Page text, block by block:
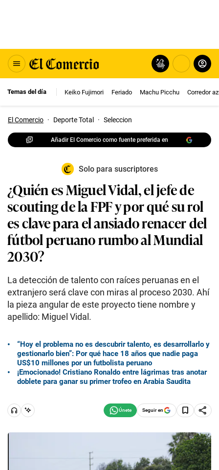
Temas del día Keiko Fujimori Feriado Machu Picchu Corredor
El Comercio · Deporte Total · Seleccion
Añadir El Comercio como fuente preferida en
Solo para suscriptores
¿Quién es Miguel Vidal, el jefe de
scouting de la FPF y por qué su rol
es clave para el ansiado renacer del
fútbol peruano rumbo al Mundial
2030?
La detección de talento con raíces peruanas en el
extranjero será clave con miras al proceso 2030. Ahí
la pieza angular de este proyecto tiene nombre y
apellido: Miguel Vidal.
“Hoy el problema no es descubrir talento, es desarrollarlo y
gestionarlo bien”: Por qué hace 18 años que nadie paga
US$10 millones por un futbolista peruano
¡Emocionado! Cristiano Ronaldo entre lágrimas tras anotar
doblete para ganar su primer trofeo en Arabia Saudita
Seguir en